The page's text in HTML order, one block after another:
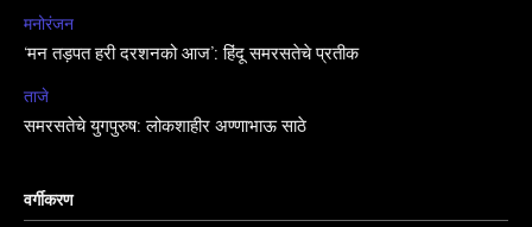
मनोरंजन
‘मन तड़पत हरी दरशनको आज’: हिंदू समरसतेचे प्रतीक
ताजे
समरसतेचे युगपुरुष: लोकशाहीर अण्णाभाऊ साठे
वर्गीकरण